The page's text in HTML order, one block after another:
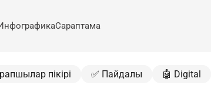
Сараптама
пікірі ✅ Пайдалы 🤖 Digital